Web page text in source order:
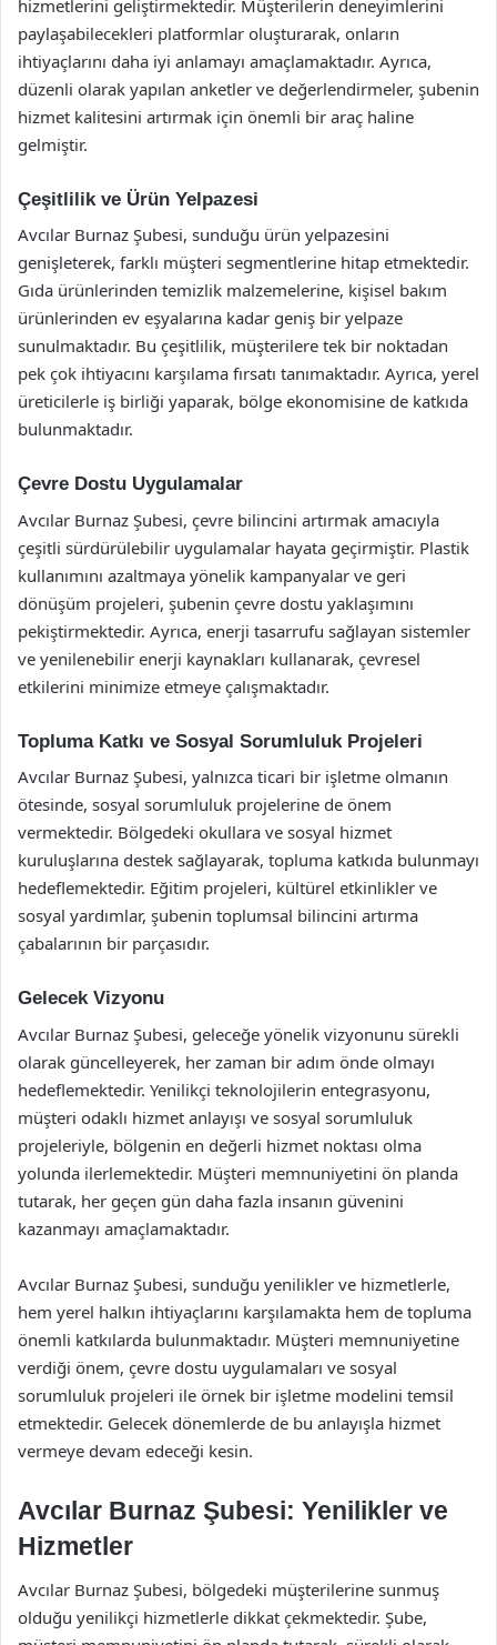
hizmetlerini geliştirmektedir. Müşterilerin deneyimlerini
paylaşabilecekleri platformlar oluşturarak, onların
ihtiyaçlarını daha iyi anlamayı amaçlamaktadır. Ayrıca,
düzenli olarak yapılan anketler ve değerlendirmeler, şubenin
hizmet kalitesini artırmak için önemli bir araç haline
gelmiştir.
Çeşitlilik ve Ürün Yelpazesi
Avcılar Burnaz Şubesi, sunduğu ürün yelpazesini
genişleterek, farklı müşteri segmentlerine hitap etmektedir.
Gıda ürünlerinden temizlik malzemelerine, kişisel bakım
ürünlerinden ev eşyalarına kadar geniş bir yelpaze
sunulmaktadır. Bu çeşitlilik, müşterilere tek bir noktadan
pek çok ihtiyacını karşılama fırsatı tanımaktadır. Ayrıca, yerel
üreticilerle iş birliği yaparak, bölge ekonomisine de katkıda
bulunmaktadır.
Çevre Dostu Uygulamalar
Avcılar Burnaz Şubesi, çevre bilincini artırmak amacıyla
çeşitli sürdürülebilir uygulamalar hayata geçirmiştir. Plastik
kullanımını azaltmaya yönelik kampanyalar ve geri
dönüşüm projeleri, şubenin çevre dostu yaklaşımını
pekiştirmektedir. Ayrıca, enerji tasarrufu sağlayan sistemler
ve yenilenebilir enerji kaynakları kullanarak, çevresel
etkilerini minimize etmeye çalışmaktadır.
Topluma Katkı ve Sosyal Sorumluluk Projeleri
Avcılar Burnaz Şubesi, yalnızca ticari bir işletme olmanın
ötesinde, sosyal sorumluluk projelerine de önem
vermektedir. Bölgedeki okullara ve sosyal hizmet
kuruluşlarına destek sağlayarak, topluma katkıda bulunmayı
hedeflemektedir. Eğitim projeleri, kültürel etkinlikler ve
sosyal yardımlar, şubenin toplumsal bilincini artırma
çabalarının bir parçasıdır.
Gelecek Vizyonu
Avcılar Burnaz Şubesi, geleceğe yönelik vizyonunu sürekli
olarak güncelleyerek, her zaman bir adım önde olmayı
hedeflemektedir. Yenilikçi teknolojilerin entegrasyonu,
müşteri odaklı hizmet anlayışı ve sosyal sorumluluk
projeleriyle, bölgenin en değerli hizmet noktası olma
yolunda ilerlemektedir. Müşteri memnuniyetini ön planda
tutarak, her geçen gün daha fazla insanın güvenini
kazanmayı amaçlamaktadır.
Avcılar Burnaz Şubesi, sunduğu yenilikler ve hizmetlerle,
hem yerel halkın ihtiyaçlarını karşılamakta hem de topluma
önemli katkılarda bulunmaktadır. Müşteri memnuniyetine
verdiği önem, çevre dostu uygulamaları ve sosyal
sorumluluk projeleri ile örnek bir işletme modelini temsil
etmektedir. Gelecek dönemlerde de bu anlayışla hizmet
vermeye devam edeceği kesin.
Avcılar Burnaz Şubesi: Yenilikler ve
Hizmetler
Avcılar Burnaz Şubesi, bölgedeki müşterilerine sunmuş
olduğu yenilikçi hizmetlerle dikkat çekmektedir. Şube,